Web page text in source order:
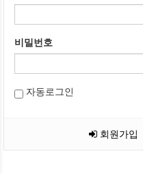
비밀번호
자동로그인
회원가입